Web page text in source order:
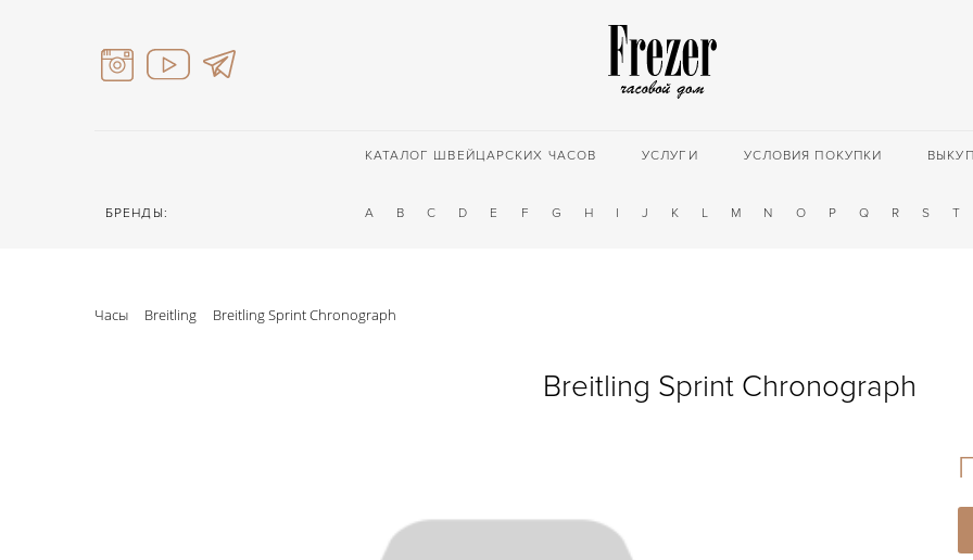
КАТАЛОГ ШВЕЙЦАРСКИХ ЧАСОВ УСЛУГИ УСЛОВИЯ ПОКУПКИ ВЫКУП
БРЕНДЫ: A B C D E F G H I J K L M N O P Q R S T
Часы Breitling Breitling Sprint Chronograph
Breitling Sprint Chronograph